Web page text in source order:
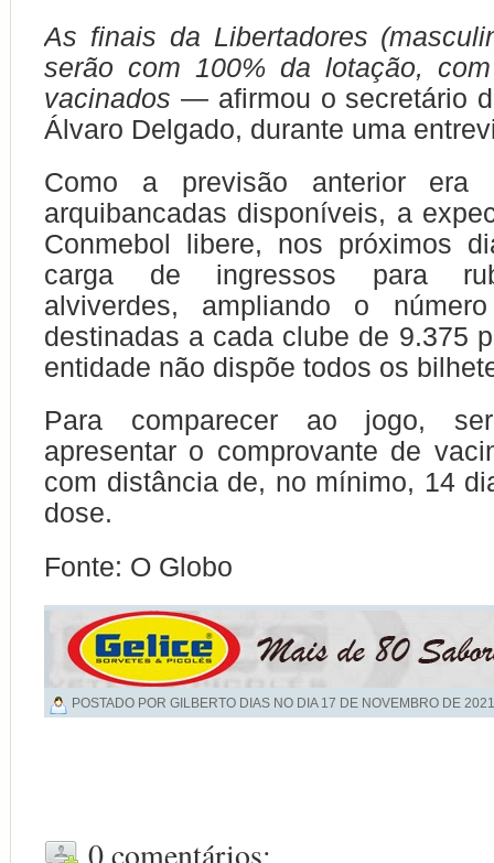
As finais da Libertadores
serão com 100% da lotação,
vacinados — afirmou o secretário
Álvaro Delgado, durante uma
Como a previsão anterior era
arquibancadas disponíveis, a
Conmebol libere, nos próximos
carga de ingressos para
alviverdes, ampliando o
destinadas a cada clube de 9.375
entidade não dispõe todos os
Para comparecer ao jogo,
apresentar o comprovante de
com distância de, no mínimo, 14
dose.
Fonte: O Globo
POSTADO POR GILBERTO DIAS NO DIA 17 DE NOVEMBRO DE 2021
0 comentários: